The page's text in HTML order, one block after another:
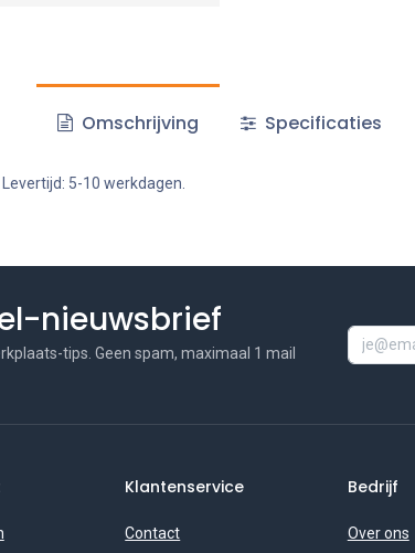
Omschrijving Specificaties
5-10 werkdagen.
nieuwsbrief
tips. Geen spam, maximaal 1 mail
Klantenservice
Contact
Bedrijf
Over ons